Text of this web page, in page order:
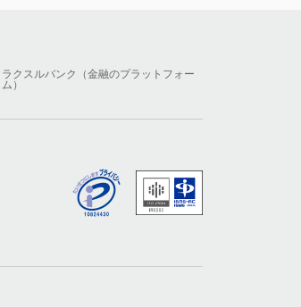
ラクスルバンク（金融のプラットフォー
ム）